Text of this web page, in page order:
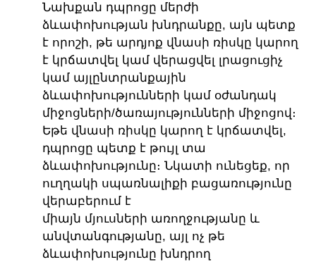
Նախքան դպրոցը մերժի
ձևափոխության խնդրանքը, այն պետք
է որոշի, թե արդյոք վնասի ռիսկը կարող
է կրճատվել կամ վերացվել լրացուցիչ
կամ այլընտրանքային
ձևափոխությունների կամ օժանդակ
միջոցների/ծառայությունների միջոցով։
Եթե ​​վնասի ռիսկը կարող է կրճատվել,
դպրոցը պետք է թույլ տա
ձևափոխությունը։ Նկատի ունեցեք, որ
ուղղակի սպառնալիքի բացառությունը
վերաբերում է
միայն մյուսների առողջությանը և
անվտանգությանը, այլ ոչ թե
ձևափոխությունը խնդրող